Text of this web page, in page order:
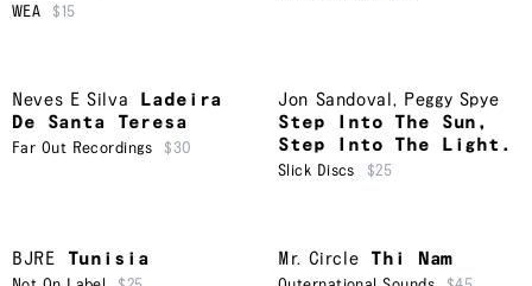
WEA $15
Neves E Silva
Ladeira
De Santa Teresa
Far Out Recordings $30
Jon Sandoval , Peggy Spye
Step Into The Sun,
Step Into The Light.
Slick Discs $25
BJRE Tunisia Mr. Circle Thi Nam